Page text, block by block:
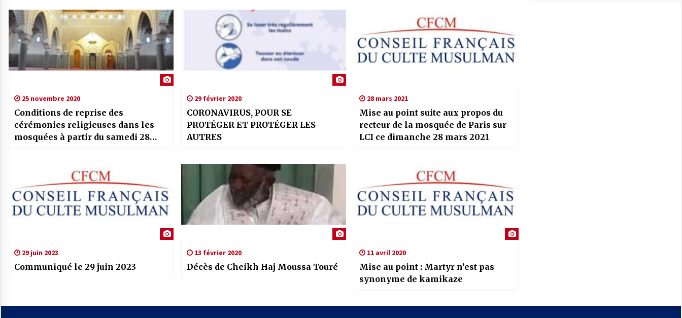
25 novembre 2020
Conditions de reprise des
cérémonies religieuses dans les
mosquées à partir du samedi 28
29 février 2020
CORONAVIRUS, POUR SE
PROTÉGER ET PROTÉGER LES
AUTRES
28 mars 2021
Mise au point suite aux propos du
recteur de la mosquée de Paris sur
LCI ce dimanche 28 mars 2021
29 juin 2023
Communiqué le 29 juin 2023
13 février 2020
Décès de Cheikh Haj Moussa Touré
11 avril 2020
Mise au point : Martyr n’est pas
synonyme de kamikaze